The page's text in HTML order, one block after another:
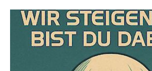
Lernangebot
Service & Infos